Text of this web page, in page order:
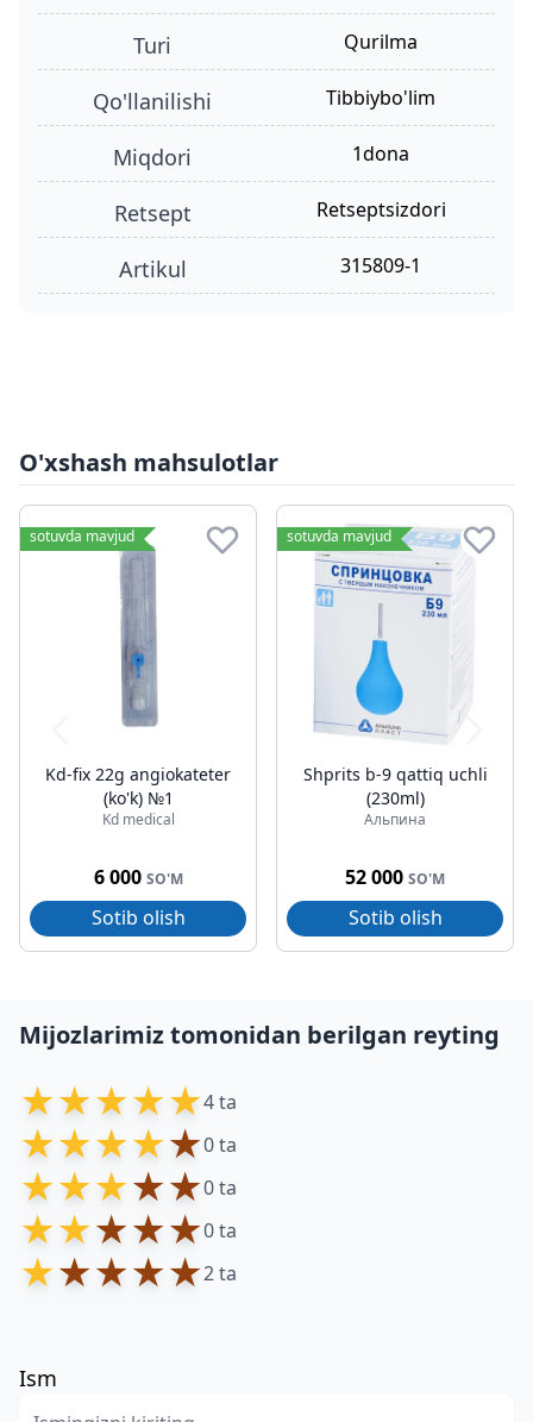
turi
qurilma
qo'llanilishi tibbiybo'lim
miqdori 1dona
retsept retseptsizdori
Artikul 315809-1
O'xshash mahsulotlar
sotuvda mavjud
Kd-fix 22g angiokateter
(ko'k) №1
Kd medical
6 000 SO'M
Sotib olish
sotuvda mavjud
Shprits b-9 qattiq uchli
(230ml)
Альпина
52 000 SO'M
Sotib olish
Mijozlarimiz tomonidan berilgan reyting
★★★★★4 ta
★★★★★0 ta
★★★★★0 ta
★★★★★0 ta
★★★★★2 ta
Ism